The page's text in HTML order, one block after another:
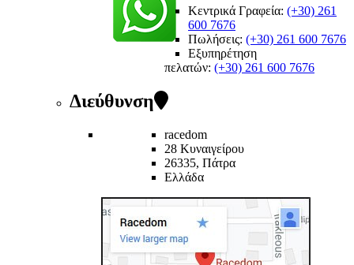
Κεντρικά Γραφεία: (+30) 261
600 7676
Πωλήσεις: (+30) 261 600 7676
Εξυπηρέτηση
πελατών: (+30) 261 600 7676
Διεύθυνση
racedom
28 Κυναιγείρου
26335, Πάτρα
Ελλάδα